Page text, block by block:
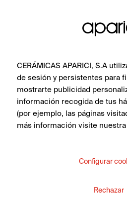
CERÁMICAS APARICI, S.A
de sesión y persistentes para
mostrarte publicidad
información recogida de tus
(por ejemplo, las páginas
más información visite nuestra
Configurar
Rechazar